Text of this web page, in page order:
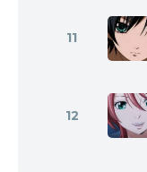
11
12